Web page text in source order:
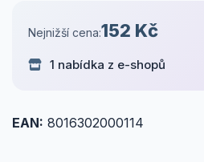
Nejnižší cena:152 Kč
1 nabídka z e-shopů
EAN: 8016302000114